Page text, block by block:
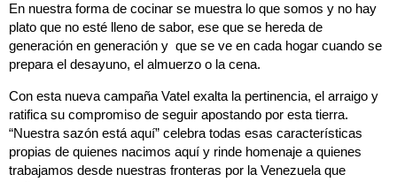
En nuestra forma de cocinar se muestra lo que somos y no hay
plato que no esté lleno de sabor, ese que se hereda de
generación en generación y que se ve en cada hogar cuando se
prepara el desayuno, el almuerzo o la cena.
Con esta nueva campaña Vatel exalta la pertinencia, el arraigo y
ratifica su compromiso de seguir apostando por esta tierra.
“Nuestra sazón está aquí” celebra todas esas características
propias de quienes nacimos aquí y rinde homenaje a quienes
trabajamos desde nuestras fronteras por la Venezuela que